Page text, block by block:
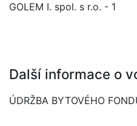
GOLEM I. spol. s r.o. - 1
Další informace o
ÚDRŽBA BYTOVÉHO